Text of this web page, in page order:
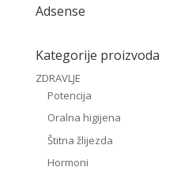
Adsense
Kategorije proizvoda
ZDRAVLJE
Potencija
Oralna higijena
Štitna žlijezda
Hormoni